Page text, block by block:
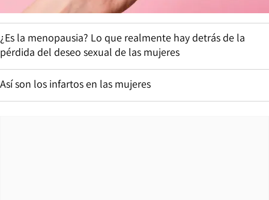
¿Es la menopausia? Lo que realmente hay detrás de la
pérdida del deseo sexual de las mujeres
Así son los infartos en las mujeres